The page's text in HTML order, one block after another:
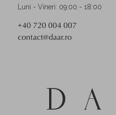
Luni - Vineri: 09:00 - 18:00
+40 720 004 007
contact@daar.ro